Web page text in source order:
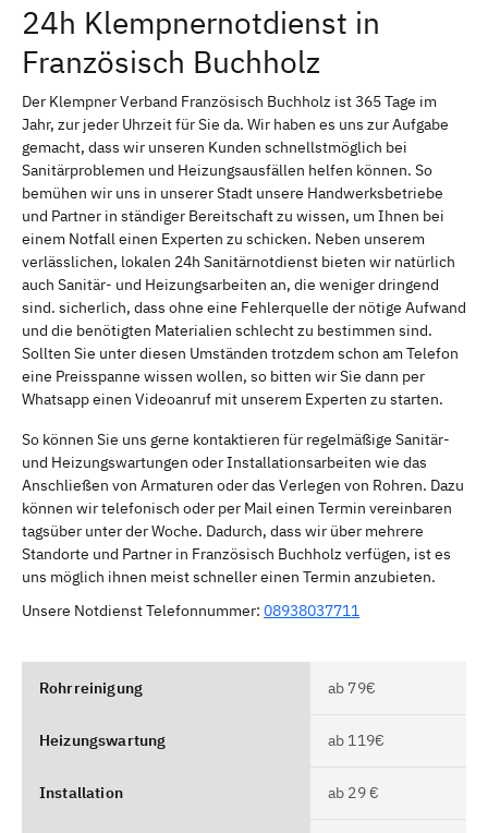
24h Klempnernotdienst in
Französisch Buchholz
Der Klempner Verband Französisch Buchholz ist 365 Tage im
Jahr, zur jeder Uhrzeit für Sie da. Wir haben es uns zur Aufgabe
gemacht, dass wir unseren Kunden schnellstmöglich bei
Sanitärproblemen und Heizungsausfällen helfen können. So
bemühen wir uns in unserer Stadt unsere Handwerksbetriebe
und Partner in ständiger Bereitschaft zu wissen, um Ihnen bei
einem Notfall einen Experten zu schicken. Neben unserem
verlässlichen, lokalen 24h Sanitärnotdienst bieten wir natürlich
auch Sanitär- und Heizungsarbeiten an, die weniger dringend
sind. sicherlich, dass ohne eine Fehlerquelle der nötige Aufwand
und die benötigten Materialien schlecht zu bestimmen sind.
Sollten Sie unter diesen Umständen trotzdem schon am Telefon
eine Preisspanne wissen wollen, so bitten wir Sie dann per
Whatsapp einen Videoanruf mit unserem Experten zu starten.
So können Sie uns gerne kontaktieren für regelmäßige Sanitär-
und Heizungswartungen oder Installationsarbeiten wie das
Anschließen von Armaturen oder das Verlegen von Rohren. Dazu
können wir telefonisch oder per Mail einen Termin vereinbaren
tagsüber unter der Woche. Dadurch, dass wir über mehrere
Standorte und Partner in Französisch Buchholz verfügen, ist es
uns möglich ihnen meist schneller einen Termin anzubieten.
Unsere Notdienst Telefonnummer: 08938037711
Rohrreinigung ab 79€
Heizungswartung ab 119€
Installation ab 29 €